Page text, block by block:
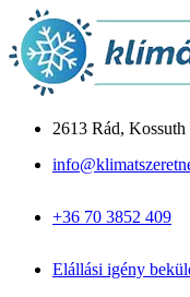
Monoblokkos
Split rendszerű
Csomagajánlatok
Panasonic Aquarea
Midea M-Thermal
Fujitsu Waterstage
Csendes hálószoba klíma
Blog cikkek
2613 Rád, Kossuth
+36 70 3852 409
Elállási igény